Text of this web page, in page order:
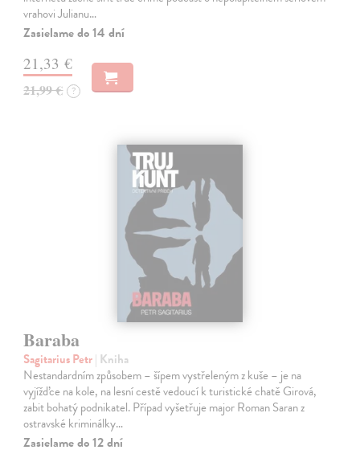
vrahovi Julianu…
Zasielame do 14 dní
21,33 €
21,99 € ?
Baraba
Sagitarius Petr| Kniha
Nestandardním způsobem – šípem vystřeleným z kuše – je na
vyjížďce na kole, na lesní cestě vedoucí k turistické chatě Girová,
zabit bohatý podnikatel. Případ vyšetřuje major Roman Saran z
ostravské kriminálky…
Zasielame do 12 dní